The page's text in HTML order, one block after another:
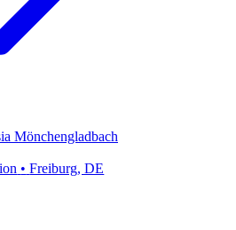
Mönchengladbach
• Freiburg, DE